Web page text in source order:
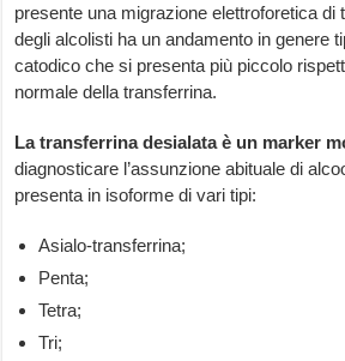
presente una migrazione elettroforetica di
degli alcolisti ha un andamento in genere
catodico che si presenta più piccolo
normale della transferrina.
La transferrina desialata è un marker
diagnosticare l’assunzione abituale di
presenta in isoforme di vari tipi:
Asialo-transferrina;
Penta;
Tetra;
Tri;